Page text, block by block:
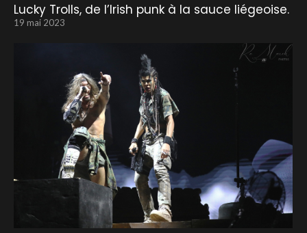
Lucky Trolls, de l’Irish punk à la sauce liégeoise.
19 mai 2023